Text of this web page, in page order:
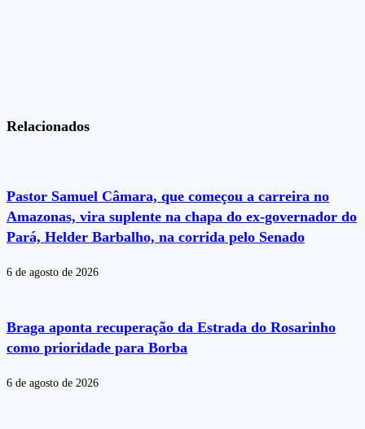
Relacionados
Pastor Samuel Câmara, que começou a carreira no
Amazonas, vira suplente na chapa do ex-governador do
Pará, Helder Barbalho, na corrida pelo Senado
6 de agosto de 2026
Braga aponta recuperação da Estrada do Rosarinho
como prioridade para Borba
6 de agosto de 2026